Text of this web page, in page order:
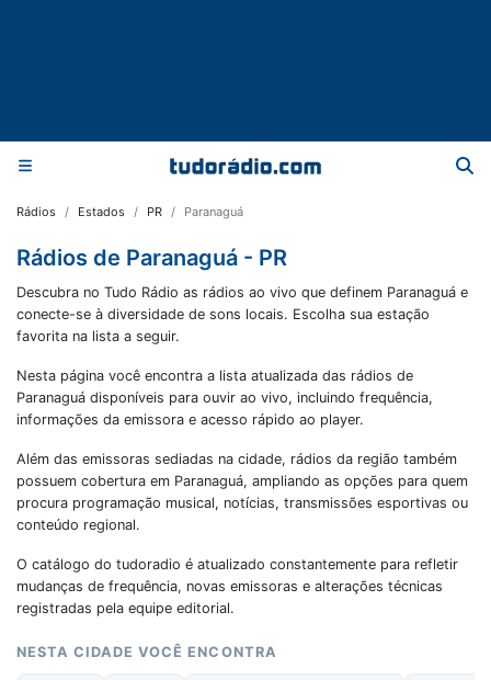
Rádios Estados PR Paranaguá
Rádios de Paranaguá - PR
Descubra no Tudo Rádio as rádios ao vivo que definem Paranaguá e
conecte-se à diversidade de sons locais. Escolha sua estação
favorita na lista a seguir.
Nesta página você encontra a lista atualizada das rádios de
Paranaguá disponíveis para ouvir ao vivo, incluindo frequência,
informações da emissora e acesso rápido ao player.
Além das emissoras sediadas na cidade, rádios da região também
possuem cobertura em Paranaguá, ampliando as opções para quem
procura programação musical, notícias, transmissões esportivas ou
conteúdo regional.
O catálogo do tudoradio é atualizado constantemente para refletir
mudanças de frequência, novas emissoras e alterações técnicas
registradas pela equipe editorial.
NESTA CIDADE VOCÊ ENCONTRA